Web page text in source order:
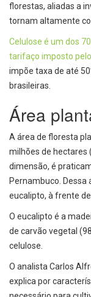
florestas, aliadas a
tornam altamente
Celulose é um dos
tarifaço imposto
impõe taxa de até
brasileiras.
Área
A área de floresta
milhões de hectares
dimensão, é
Pernambuco. Dessa
eucalipto, à frente
O eucalipto é a
de carvão vegetal
celulose.
O analista Carlos
explica por